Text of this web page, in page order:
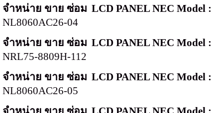
จำหน่าย ขาย ซ่อม LCD PANEL NEC Model :
NL8060AC26-04
จำหน่าย ขาย ซ่อม LCD PANEL NEC Model :
NRL75-8809H-112
จำหน่าย ขาย ซ่อม LCD PANEL NEC Model :
NL8060AC26-05